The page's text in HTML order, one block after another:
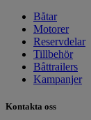
Båtar
Motorer
Reservdelar
Tillbehör
Båttrailers
Kampanjer
Kontakta oss